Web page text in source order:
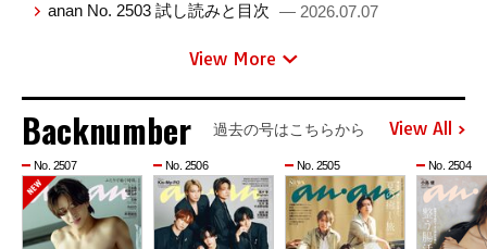
anan No. 2503 試し読みと目次 — 2026.07.07
View More
Backnumber 過去の号はこちらから View All
No. 2507 No. 2506 No. 2505 No. 2504